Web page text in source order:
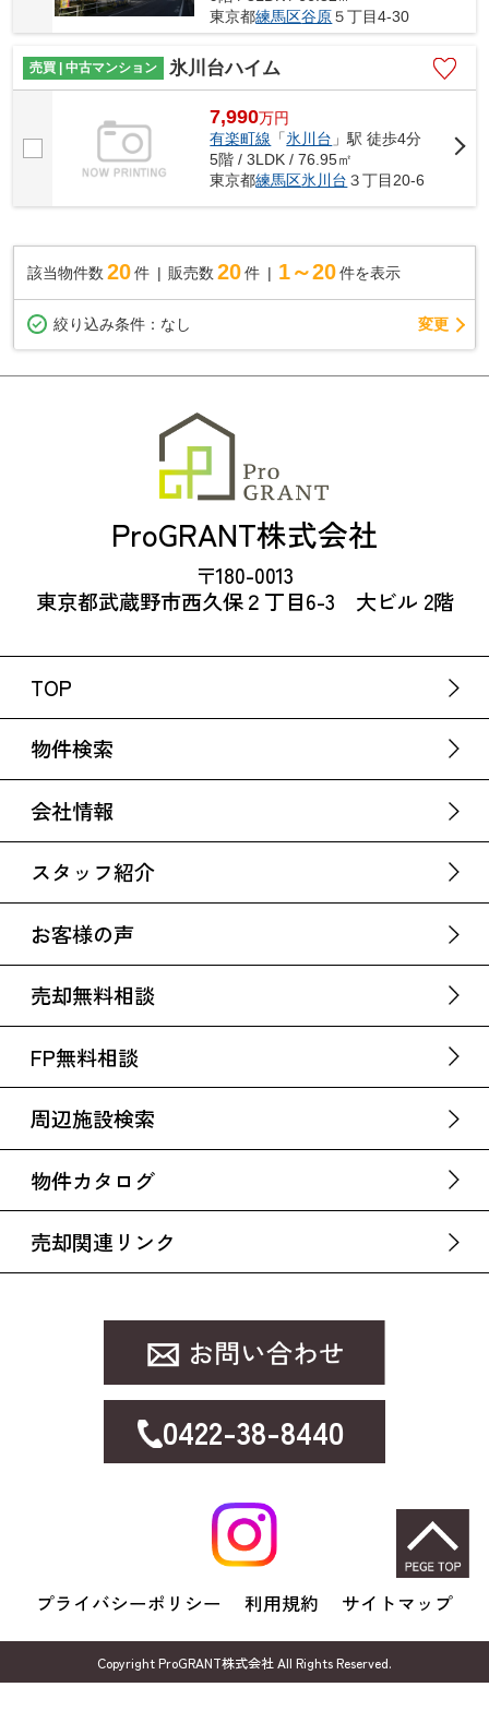
東京都練馬区谷原５丁目4-30
売買 | 中古マンション 氷川台ハイム
7,990万円
有楽町線 「氷川台 」駅 徒歩4分
5階 / 3LDK / 76.95㎡
東京都練馬区氷川台 ３丁目20-6
該当物件数 20件 販売数 20 件 1～20 件を表示
絞り込み条件： なし 変更
ProGRANT株式会社
〒180-0013
東京都武蔵野市西久保２丁目6-3 大ビル 2階
TOP
物件検索
会社情報
スタッフ紹介
お客様の声
売却無料相談
FP無料相談
周辺施設検索
物件カタログ
売却関連リンク
0422-38-8440
プライバシーポリシー 利用規約 サイトマップ
Copyright ProGRANT株式会社 All Rights Reserved.